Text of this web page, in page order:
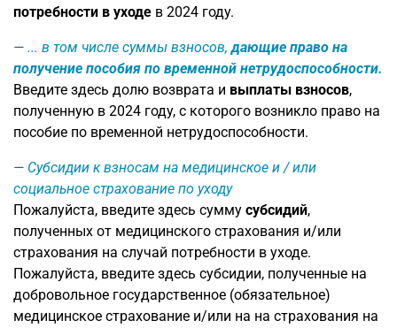
потребности в уходе в 2024 году.
... в том числе суммы взносов,дающие право на
получение пособия по временной нетрудоспособности.
Введите здесь долю возврата и выплаты взносов,
полученную в 2024 году, с которого возникло право на
пособие по временной нетрудоспособности.
Субсидии к взносам на медицинское и / или
социальное страхование по уходу
Пожалуйста, введите здесь сумму субсидий,
полученных от медицинского страхования и/или
страхования на случай потребности в уходе.
Пожалуйста, введите здесь субсидии, полученные на
добровольное государственное (обязательное)
медицинское страхование и/или на на страхования на